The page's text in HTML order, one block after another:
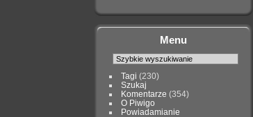
Menu
Tagi (230)
Szukaj
Komentarze (354)
O Piwigo
Powiadamianie